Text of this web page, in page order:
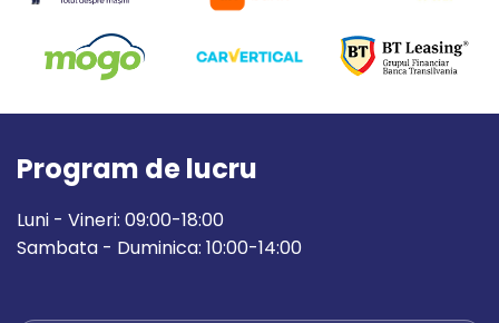
Program de lucru
Luni - Vineri: 09:00-18:00
Sambata - Duminica: 10:00-14:00